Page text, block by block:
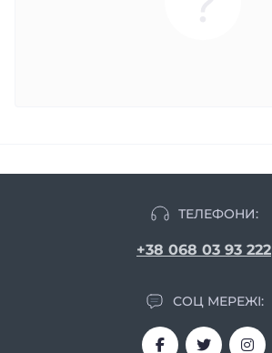
ТЕЛЕФОНИ:
+38 068 03 93 222
СОЦ МЕРЕЖІ: